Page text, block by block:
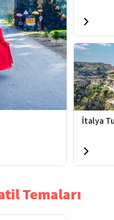
İtalya
Temaları